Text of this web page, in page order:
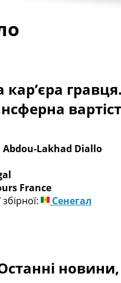
Ліга
Турнирні таблиці
Чемпіонів
УЄФА
кар’єра
Abdou-Lakhad Diallo
France
Сенегал